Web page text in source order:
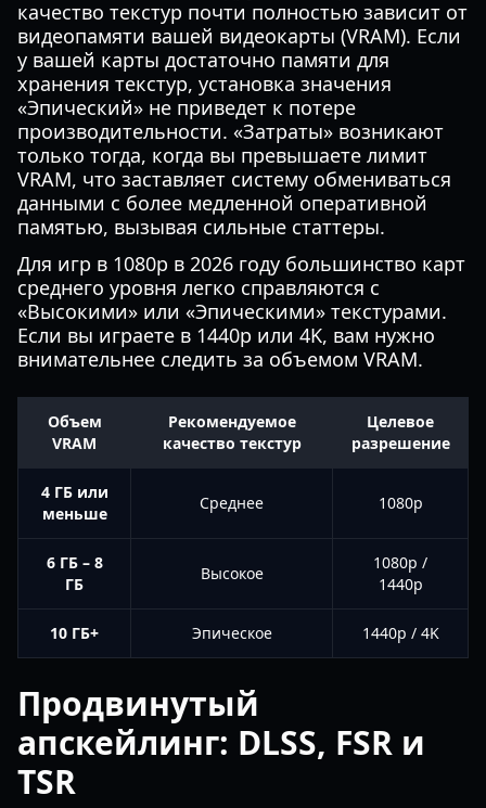
качество текстур почти полностью зависит от
видеопамяти вашей видеокарты (VRAM). Если
у вашей карты достаточно памяти для
хранения текстур, установка значения
«Эпический» не приведет к потере
производительности. «Затраты» возникают
только тогда, когда вы превышаете лимит
VRAM, что заставляет систему обмениваться
данными с более медленной оперативной
памятью, вызывая сильные статтеры.
Для игр в 1080p в 2026 году большинство карт
среднего уровня легко справляются с
«Высокими» или «Эпическими» текстурами.
Если вы играете в 1440p или 4K, вам нужно
внимательнее следить за объемом VRAM.
Объем
VRAM
Рекомендуемое
качество текстур
Целевое
разрешение
4 ГБ или
меньше
Среднее 1080p
6 ГБ – 8
ГБ
Высокое
1080p /
1440p
10 ГБ+ Эпическое 1440p / 4K
Продвинутый
апскейлинг: DLSS, FSR и
TSR